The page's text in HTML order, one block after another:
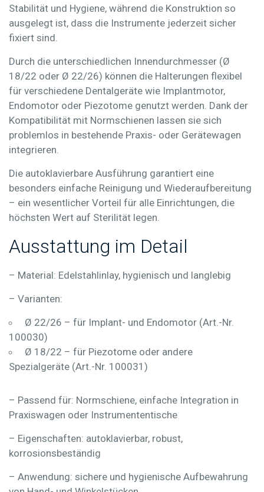
Stabilität und Hygiene, während die Konstruktion so
ausgelegt ist, dass die Instrumente jederzeit sicher
fixiert sind.
Durch die unterschiedlichen Innendurchmesser (Ø
18/22 oder Ø 22/26) können die Halterungen flexibel
für verschiedene Dentalgeräte wie Implantmotor,
Endomotor oder Piezotome genutzt werden. Dank der
Kompatibilität mit Normschienen lassen sie sich
problemlos in bestehende Praxis- oder Gerätewagen
integrieren.
Die autoklavierbare Ausführung garantiert eine
besonders einfache Reinigung und Wiederaufbereitung
– ein wesentlicher Vorteil für alle Einrichtungen, die
höchsten Wert auf Sterilität legen.
Ausstattung im Detail
– Material: Edelstahlinlay, hygienisch und langlebig
– Varianten:
Ø 22/26 – für Implant- und Endomotor (Art.-Nr.
100030)
Ø 18/22 – für Piezotome oder andere
Spezialgeräte (Art.-Nr. 100031)
– Passend für: Normschiene, einfache Integration in
Praxiswagen oder Instrumententische
– Eigenschaften: autoklavierbar, robust,
korrosionsbeständig
– Anwendung: sichere und hygienische Aufbewahrung